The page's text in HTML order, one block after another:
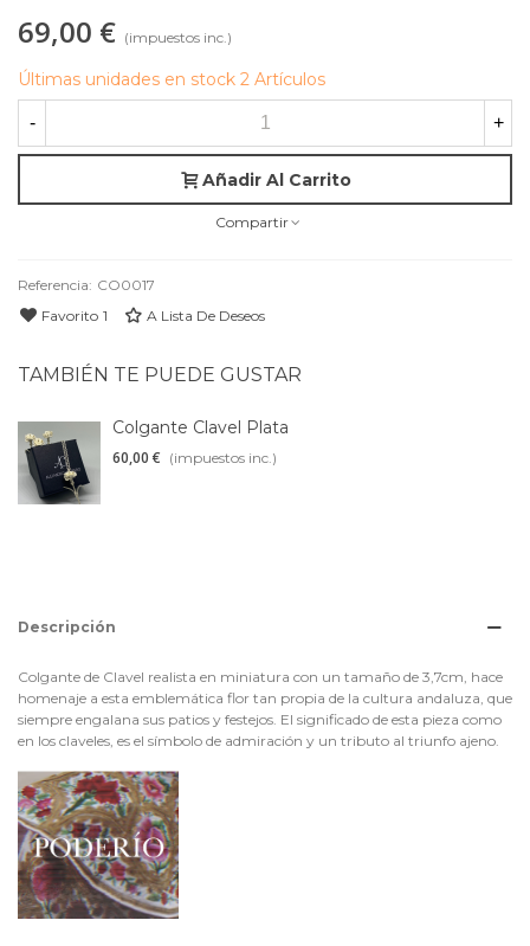
69,00 € (impuestos inc.)
Últimas unidades en stock 2 Artículos
- +
Añadir Al Carrito
Compartir
Referencia: CO0017
Favorito 1 A Lista De Deseos
TAMBIÉN TE PUEDE GUSTAR
Colgante Clavel Plata
60,00 € (impuestos inc.)
Descripción
Colgante de Clavel realista en miniatura con un tamaño de 3,7cm, hace
homenaje a esta emblemática flor tan propia de la cultura andaluza, que
siempre engalana sus patios y festejos. El significado de esta pieza como
en los claveles, es el símbolo de admiración y un tributo al triunfo ajeno.